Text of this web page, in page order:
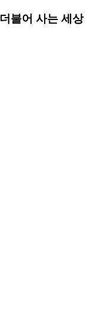
불어 사는 세상